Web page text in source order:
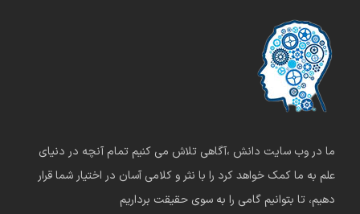
ما در وب سایت دانش ،آگاهی تلاش می کنیم تمام آنچه در دنیای
علم به ما کمک خواهد کرد را با نثر و کلامی آسان در اختیار شما قرار
دهیم، تا بتوانیم گامی را به سوی حقیقت برداریم